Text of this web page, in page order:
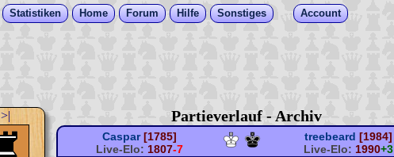
Statistiken Home Forum Hilfe Sonstiges Account
>| Partieverlauf - Archiv
Caspar [1785]
Live-Elo: 1807-7
treebeard [1984]
Live-Elo: 1990+3